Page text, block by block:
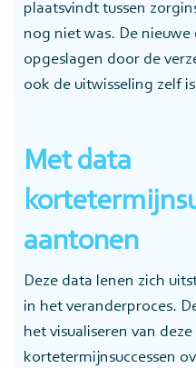
plaatsvindt tussen
nog niet was. De
opgeslagen door de
ook de uitwisseling zelf
Met data
aantonen
Deze data lenen zich
in het veranderproces.
het visualiseren van
kortetermijnsuccessen